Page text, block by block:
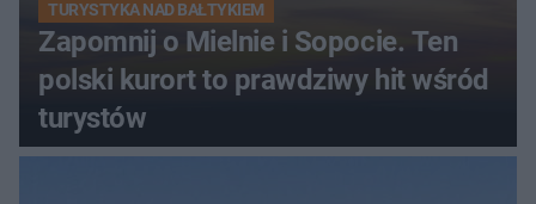
TURYSTYKA NAD BAŁTYKIEM
Zapomnij o Mielnie i Sopocie. Ten
polski kurort to prawdziwy hit wśród
turystów